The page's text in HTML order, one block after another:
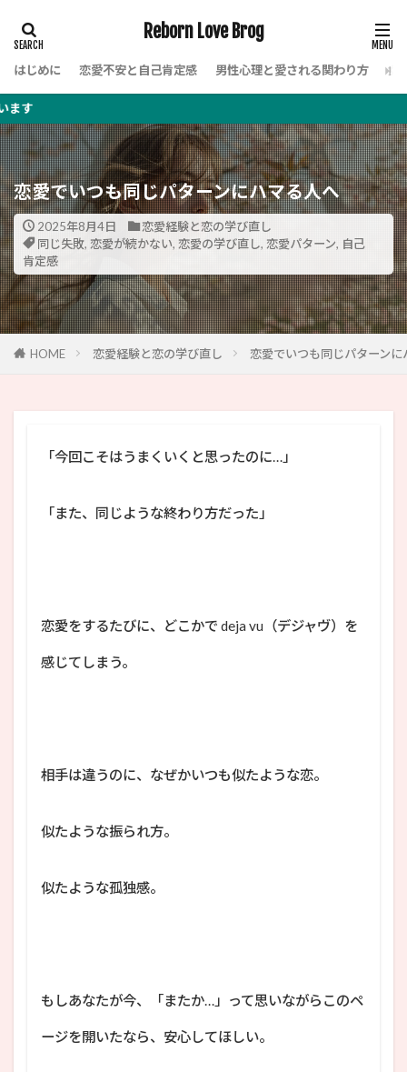
Reborn Love Brog
はじめに 恋愛不安と自己肯定感 男性心理と愛される関わり方 女
恋愛でいつも同じパターンにハマる人へ
2025年8月4日
恋愛経験と恋の学び直し
同じ失敗, 恋愛が続かない, 恋愛の学び直し, 恋愛パターン, 自己
肯定感
HOME 恋愛経験と恋の学び直し 恋愛でいつも同じパターンに
「今回こそはうまくいくと思ったのに…」
「また、同じような終わり方だった」
恋愛をするたびに、どこかで deja vu（デジャヴ）を
感じてしまう。
相手は違うのに、なぜかいつも似たような恋。
似たような振られ方。
似たような孤独感。
もしあなたが今、「またか…」って思いながらこのペ
ージを開いたなら、安心してほしい。